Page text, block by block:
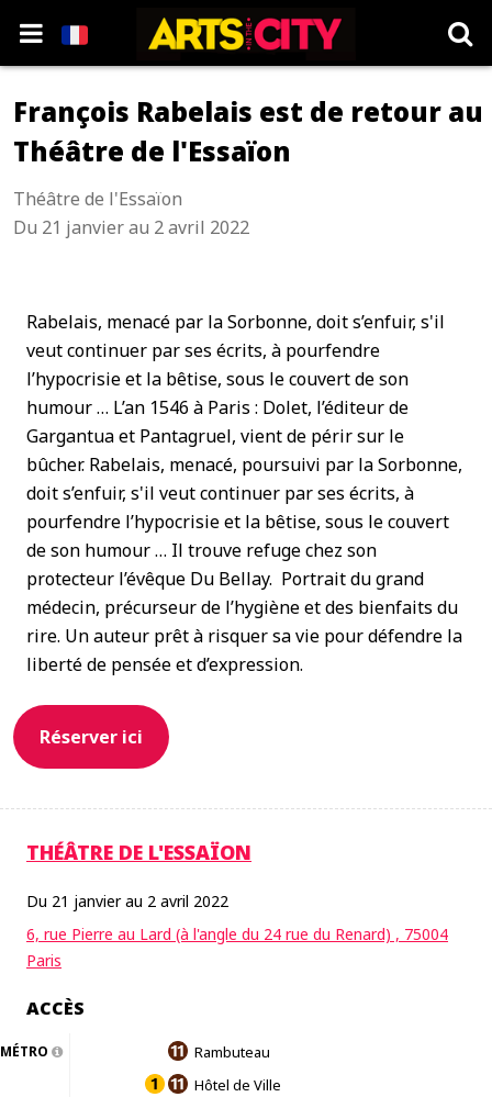
François Rabelais est de retour au
Théâtre de l'Essaïon
Théâtre de l'Essaïon
Du 21 janvier au 2 avril 2022
Rabelais, menacé par la Sorbonne, doit s’enfuir, s'il
veut continuer par ses écrits, à pourfendre
l’hypocrisie et la bêtise, sous le couvert de son
humour … L’an 1546 à Paris : Dolet, l’éditeur de
Gargantua et Pantagruel, vient de périr sur le
bûcher. Rabelais, menacé, poursuivi par la Sorbonne,
doit s’enfuir, s'il veut continuer par ses écrits, à
pourfendre l’hypocrisie et la bêtise, sous le couvert
de son humour … Il trouve refuge chez son
protecteur l’évêque Du Bellay. Portrait du grand
médecin, précurseur de l’hygiène et des bienfaits du
rire. Un auteur prêt à risquer sa vie pour défendre la
liberté de pensée et d’expression.
Réserver ici
THÉÂTRE DE L'ESSAÏON
Du 21 janvier au 2 avril 2022
6, rue Pierre au Lard (à l'angle du 24 rue du Renard) , 75004
Paris
ACCÈS
MÉTRO
Rambuteau
Hôtel de Ville